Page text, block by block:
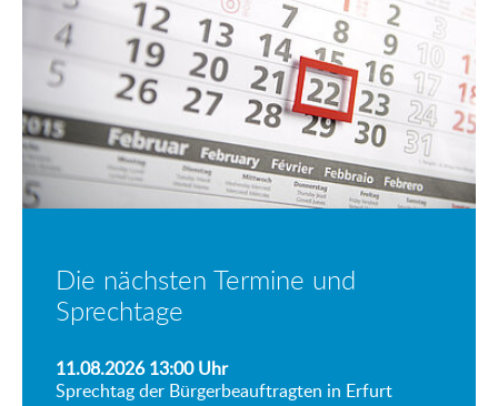
Die nächsten Termine und
Sprechtage
11.08.2026 13:00Uhr
Sprechtag der Bürgerbeauftragten in Erfurt